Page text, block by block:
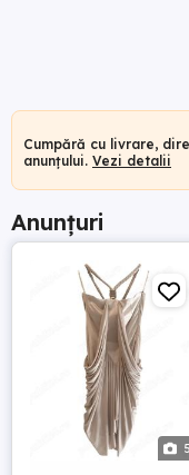
Cumpără cu livrare,
anunțului. Vezi detalii
Anunțuri
5